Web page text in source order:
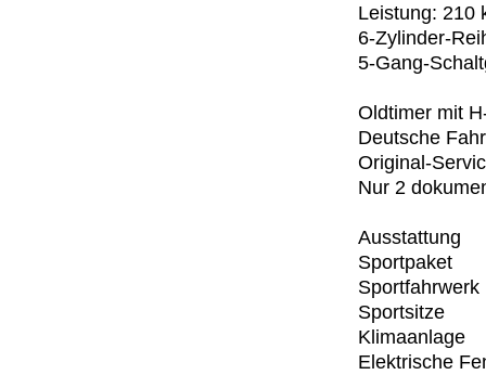
Leistung: 210
6-Zylinder-
5-Gang-
Oldtimer mit
Deutsche
Original-
Nur 2
Ausstattung
Sportpaket
Sportfahrwerk
Sportsitze
Klimaanlage
Elektrische